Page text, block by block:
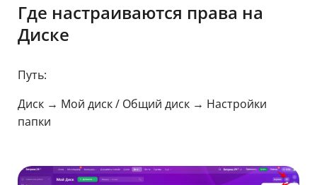
Где настраиваются права на
Диске
Путь:
Диск → Мой диск / Общий диск → Настройки
папки